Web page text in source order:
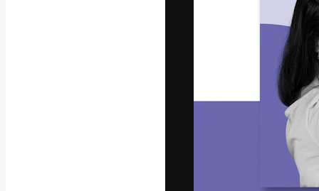
La
migliori lavori.
creativi,
Italiano